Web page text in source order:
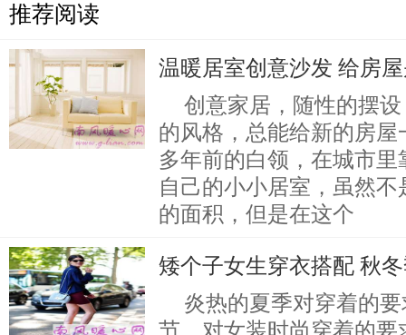
推荐阅读
温暖居室创意沙发 给房
创意家居，随性的摆
的风格，总能给新的房
多年前的白领，在城市
自己的小小居室，虽然
的面积，但是在这个
矮个子女生穿衣搭配 秋
炎热的夏季对穿着的